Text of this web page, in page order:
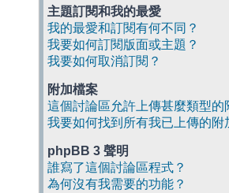
主題訂閱和我的最愛
我的最愛和訂閱有何不同？
我要如何訂閱版面或主題？
我要如何取消訂閱？
附加檔案
這個討論區允許上傳甚麼類型的
我要如何找到所有我已上傳的附
phpBB 3 聲明
誰寫了這個討論區程式？
為何沒有我需要的功能？